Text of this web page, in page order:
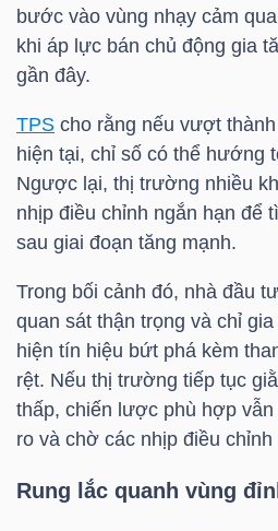
bước vào vùng nhạy cảm
khi áp lực bán chủ động gia
gần đây.
TPS cho rằng nếu vượt
hiện tại, chỉ số có thể hướng
Ngược lại, thị trường nhiều
nhịp điều chỉnh ngắn hạn để
sau giai đoạn tăng mạnh.
Trong bối cảnh đó, nhà đầu
quan sát thận trọng và chỉ
hiện tín hiệu bứt phá kèm
rệt. Nếu thị trường tiếp tục
thấp, chiến lược phù hợp
ro và chờ các nhịp điều chỉnh
Rung lắc quanh vùng
TÀI
CHÍNH
HÀNG
HÓA
KINH
TẾ
THẾ
GIỚI